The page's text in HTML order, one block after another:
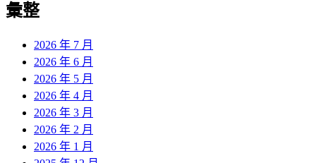
彙整
2026 年 7 月
2026 年 6 月
2026 年 5 月
2026 年 4 月
2026 年 3 月
2026 年 2 月
2026 年 1 月